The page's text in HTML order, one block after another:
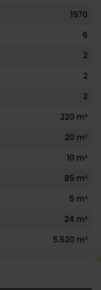
1970
6
2
2
2
220 m²
20 m²
10 m²
85 m²
5 m²
24 m²
5.520 m²